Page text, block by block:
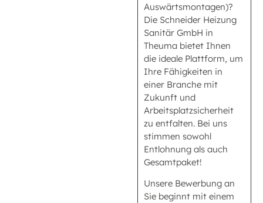
Auswärtsmontagen)?
Die Schneider Heizung
Sanitär GmbH in
Theuma bietet Ihnen
die ideale Plattform, um
Ihre Fähigkeiten in
einer Branche mit
Zukunft und
Arbeitsplatzsicherheit
zu entfalten. Bei uns
stimmen sowohl
Entlohnung als auch
Gesamtpaket!
Unsere Bewerbung an
Sie beginnt mit einem